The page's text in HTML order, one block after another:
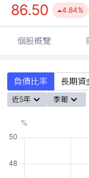
86.50 4.84%
個股概覽
負債比率 長期資
近5年 季報